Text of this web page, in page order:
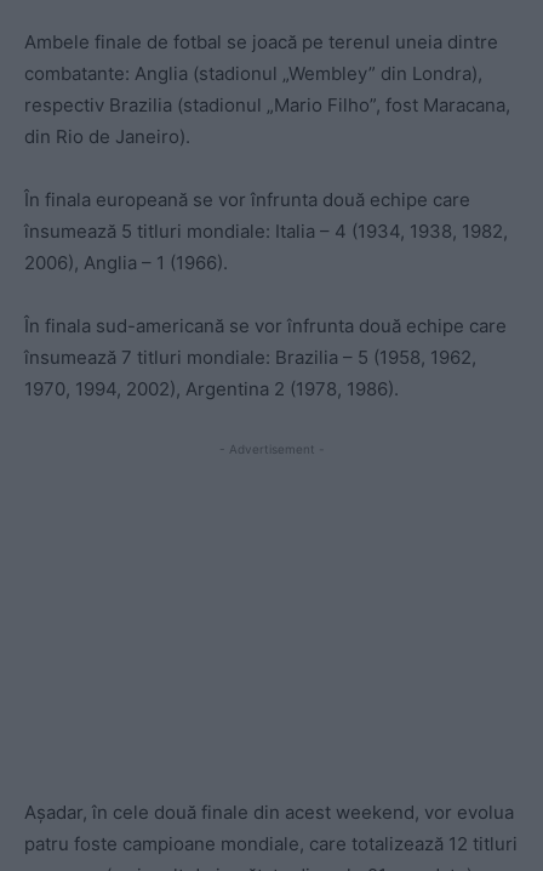
Ambele finale de fotbal se joacă pe terenul uneia dintre
combatante: Anglia (stadionul „Wembley” din Londra),
respectiv Brazilia (stadionul „Mario Filho”, fost Maracana,
din Rio de Janeiro).
În finala europeană se vor înfrunta două echipe care
însumează 5 titluri mondiale: Italia – 4 (1934, 1938, 1982,
2006), Anglia – 1 (1966).
În finala sud-americană se vor înfrunta două echipe care
însumează 7 titluri mondiale: Brazilia – 5 (1958, 1962,
1970, 1994, 2002), Argentina 2 (1978, 1986).
- Advertisement -
Așadar, în cele două finale din acest weekend, vor evolua
patru foste campioane mondiale, care totalizează 12 titluri